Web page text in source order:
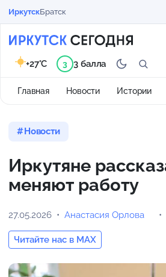
ИркутскБратск
Главная Новости Истории
+27°C 3 3 балла
Новости
Иркутяне
меняют работу
27.05.2026 Анастасия Орлова
Читайте нас в MAX